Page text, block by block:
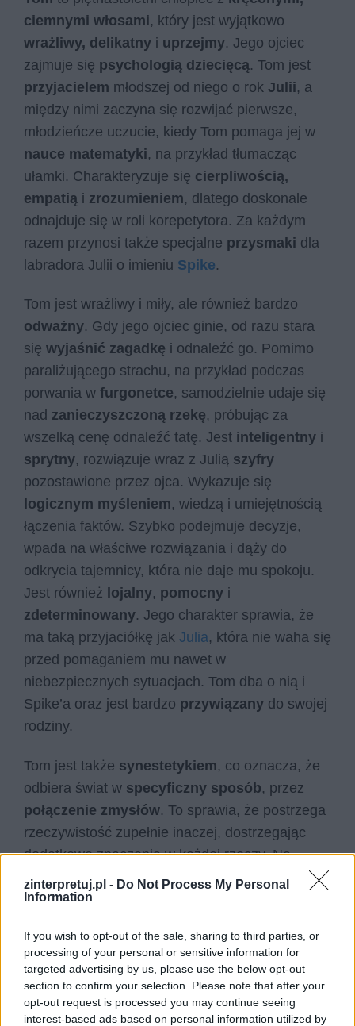
zinterpretuj.pl - Do Not Process My Personal
Information
If you wish to opt-out of the sale, sharing to third parties, or
processing of your personal or sensitive information for
targeted advertising by us, please use the below opt-out
section to confirm your selection. Please note that after your
opt-out request is processed you may continue seeing
interest-based ads based on personal information utilized by
ciemnymi włosami, który jest wyjątkowo
wrażliwy, delikatny i uprzejmy. Jego ojciec
zajmuje się psychologią dziecięcą. Tom jest
przyjacielem młodszej od niego o rok Julii, a
między nimi zaczyna się rozwijać pierwsze,
młodzieńcze uczucie, kiedy Tom pomaga jej w
nauce matematyki, na przykład tłumacząc
ułamki. Charakteryzuje się cierpliwością,
empatią i zrozumieniem, dlatego doskonale
odnajduje się w roli korepetytora. Za każdym
razem przynosi także specjalne przysmaki dla
labradora Julii o imieniu Spike.
Tom jest wrażliwy i miły, ale również bardzo
odważny. Gdy jego ojciec ginie, od razu stara
się wyjaśnić zagadkę i odnaleźć go. Pomimo
paraliżującego strachu, na przykład podczas
porwania w furgonetce, samodzielnie udaje się
nad zanieczyszczoną rzekę, próbując za
wszelką cenę odnaleźć tatę. Jest inteligentny i
sprytny, rozwiązuje wraz z Julią szyfry
pozostawione przez ojca. Wykazuje się
logicznym myśleniem, wiedzą i umiejętnością
łączenia faktów. Szybko podejmuje decyzje,
wpada na właściwe rozwiązania i dąży do
odkrycia tajemnicy, która nie daje mu spokoju.
Jest również lojalny, pomocny i
zdeterminowany. Jego charakter sprawia, że
ma taką przyjaciółkę jak Julia, która nie waha się
przed pomaganiem mu nawet w
niebezpiecznych sytuacjach. Tom dba o nią i
Spike’a oraz jest bardzo przywiązany do swojej
rodziny.
Tom jest także synestetykiem, co oznacza, że
odbiera świat w specyficzny sposób, przez
połączenie zmysłów. To sprawia, że postrzega
rzeczywistość zupełnie inaczej, dostrzegając
dodatkowe znaczenia w każdej rzeczy. Na
przykład imiona mają dla niego konkretne
kolory. Tom jest więc
Czytaj także:
Skrzynia Władcy Piorunów –
streszczenie